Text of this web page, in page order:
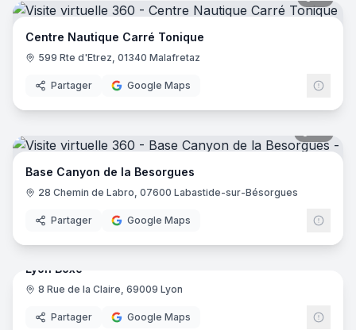
Centre Nautique Carré Tonique
599 Rte d'Etrez, 01340 Malafretaz
Partager Google Maps
Base Canyon de la Besorgues
28 Chemin de Labro, 07600 Labastide-sur-Bésorgues
Partager Google Maps
15
Lyon Boxe
8 Rue de la Claire, 69009 Lyon
Partager Google Maps